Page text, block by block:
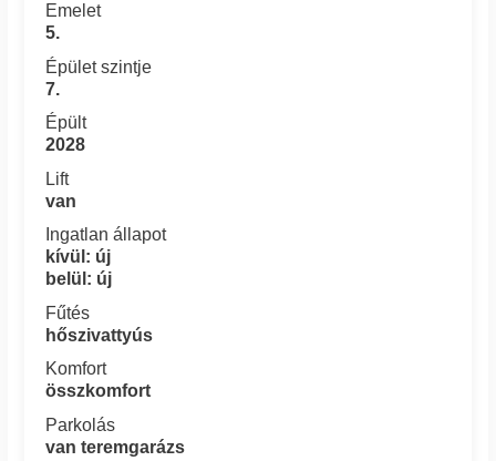
Emelet
5.
Épület szintje
7.
Épült
2028
Lift
van
Ingatlan állapot
kívül: új
belül: új
Fűtés
hőszivattyús
Komfort
összkomfort
Parkolás
van teremgarázs